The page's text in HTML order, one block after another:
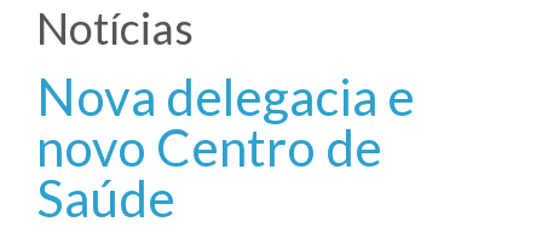
Notícias
Nova delegacia e
novo Centro de
Saúde